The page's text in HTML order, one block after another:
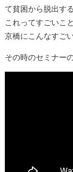
て貧困から脱出す
これってすごいこ
京橋にこんなすご
その時のセミナー